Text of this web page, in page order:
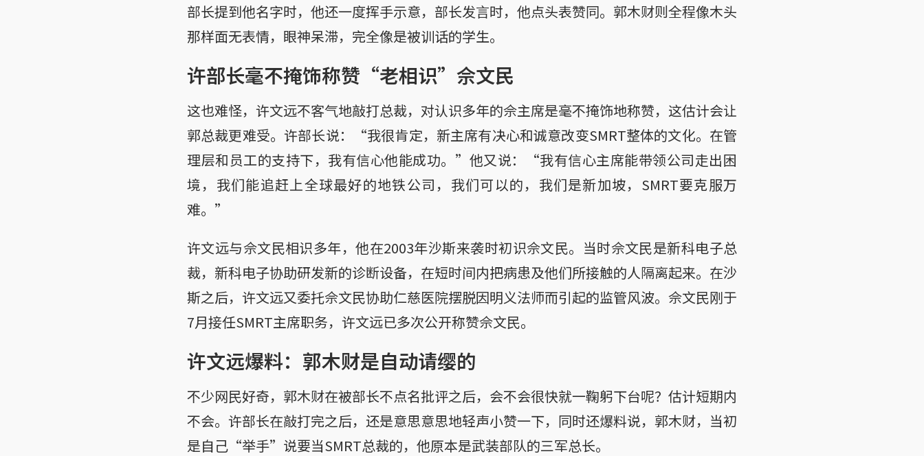
部长提到他名字时，他还一度挥手示意，部长发言时，他点头表赞同。郭木财则全程像木头
那样面无表情，眼神呆滞，完全像是被训话的学生。
许部长毫不掩饰称赞“老相识”佘文民
这也难怪，许文远不客气地敲打总裁，对认识多年的佘主席是毫不掩饰地称赞，这估计会让
郭总裁更难受。许部长说：“我很肯定，新主席有决心和诚意改变SMRT整体的文化。在管
理层和员工的支持下，我有信心他能成功。”他又说：“我有信心主席能带领公司走出困
境，我们能追赶上全球最好的地铁公司，我们可以的，我们是新加坡，SMRT要克服万
难。”
许文远与佘文民相识多年，他在2003年沙斯来袭时初识佘文民。当时佘文民是新科电子总
裁，新科电子协助研发新的诊断设备，在短时间内把病患及他们所接触的人隔离起来。在沙
斯之后，许文远又委托佘文民协助仁慈医院摆脱因明义法师而引起的监管风波。佘文民刚于
7月接任SMRT主席职务，许文远已多次公开称赞佘文民。
许文远爆料：郭木财是自动请缨的
不少网民好奇，郭木财在被部长不点名批评之后，会不会很快就一鞠躬下台呢？估计短期内
不会。许部长在敲打完之后，还是意思意思地轻声小赞一下，同时还爆料说，郭木财，当初
是自己“举手”说要当SMRT总裁的，他原本是武装部队的三军总长。